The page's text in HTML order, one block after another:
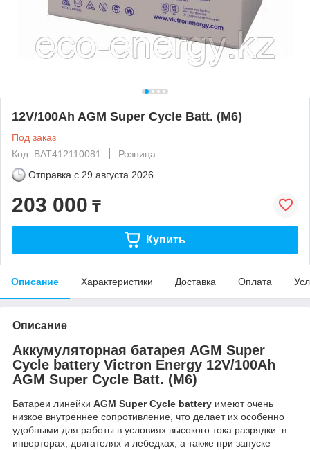
12V/100Ah AGM Super Cycle Batt. (M6)
Под заказ
Код: BAT412110081
Розница
Отправка с 29 августа 2026
203 000 ₸
Купить
Описание Характеристики Доставка Оплата
Описание
Аккумуляторная батарея AGM Super
Cycle battery Victron Energy 12V/100Ah
AGM Super Cycle Batt. (M6)
Батареи линейки AGM Super Cycle battery имеют очень
низкое внутреннее сопротивление, что делает их особенно
удобными для работы в условиях высокого тока разрядки: в
инверторах, двигателях и лебедках, а также при запуске